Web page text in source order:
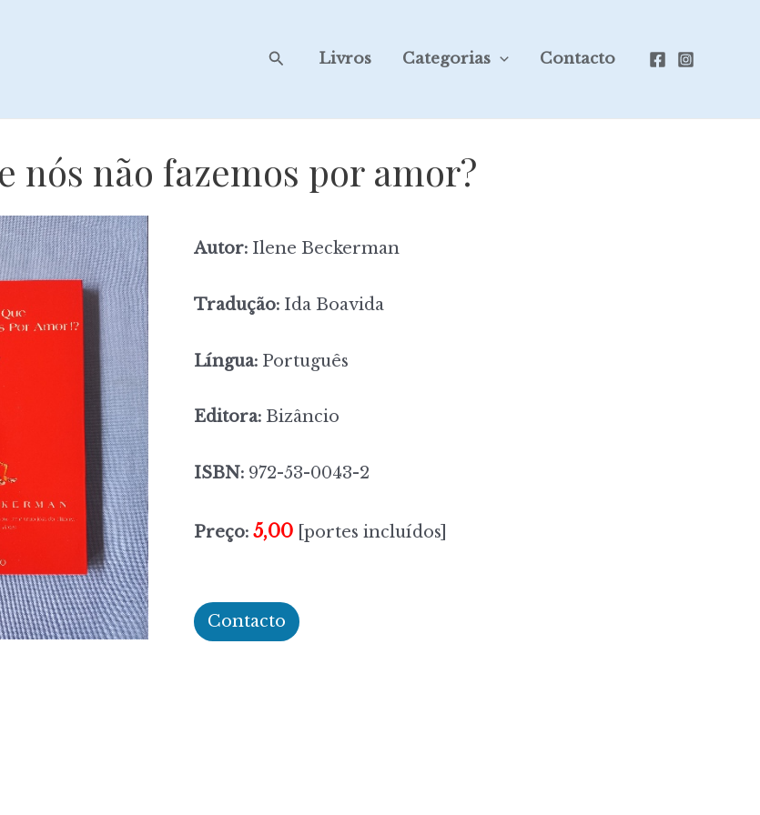
SearchLivros Categorias Contacto
nós não fazemos por amor?
Autor: Ilene Beckerman
Tradução: Ida Boavida
Língua: Português
Editora: Bizâncio
ISBN: 972-53-0043-2
Preço: 5,00 [portes incluídos]
Contacto